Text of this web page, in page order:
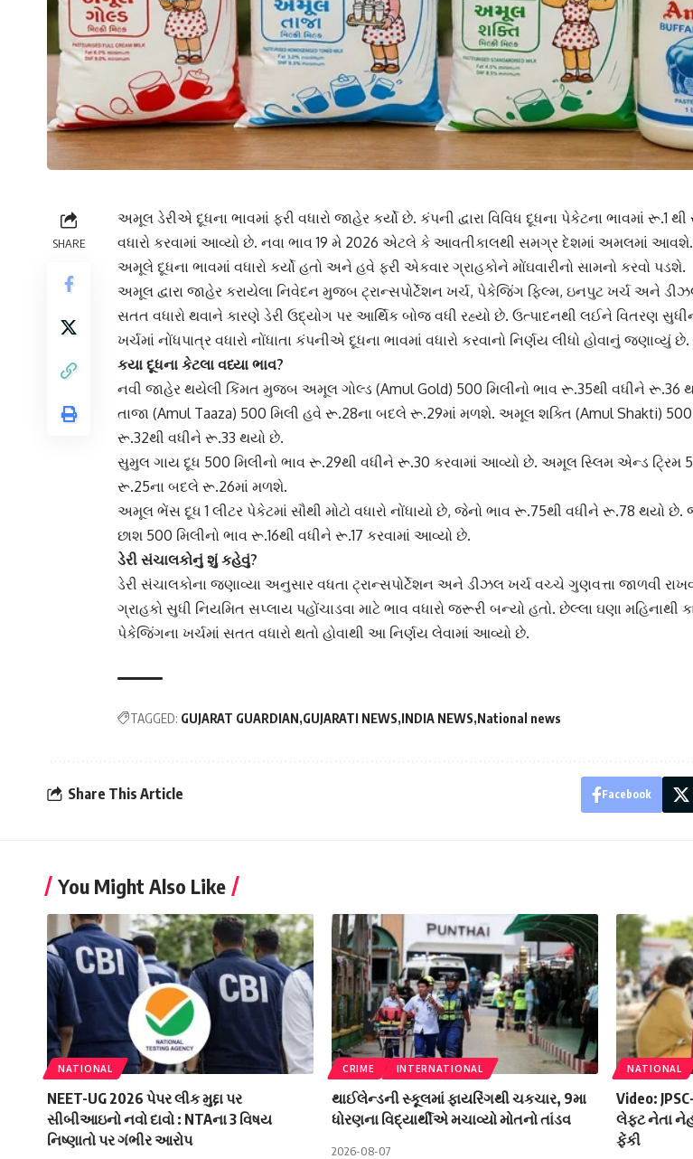
SHARE
અમૂલ ડેરીએ દૂધના ભાવમાં ફરી વધારો જાહેર કર્યો છે. કંપની દ્વારા વિવિધ દૂધના પેકેટના ભાવમાં રૂ.1
વધારો કરવામાં આવ્યો છે. નવા ભાવ 19 મે 2026 એટલે કે આવતીકાલથી સમગ્ર દેશમાં અમલમાં
અમૂલે દૂધના ભાવમાં વધારો કર્યો હતો અને હવે ફરી એકવાર ગ્રાહકોને મોંઘવારીનો સામનો કરવો પડશે.
અમૂલ દ્વારા જાહેર કરાયેલા નિવેદન મુજબ ટ્રાન્સપોર્ટેશન ખર્ચ, પેકેજિંગ ફિલ્મ, ઇનપુટ ખર્ચ અને
સતત વધારો થવાને કારણે ડેરી ઉદ્યોગ પર આર્થિક બોજ વધી રહ્યો છે. ઉત્પાદનથી લઈને વિતરણ
ખર્ચમાં નોંધપાત્ર વધારો નોંધાતા કંપનીએ દૂધના ભાવમાં વધારો કરવાનો નિર્ણય લીધો હોવાનું જણાવ્યું છે.
કયા દૂધના કેટલા વધ્યા ભાવ?
નવી જાહેર થયેલી કિંમત મુજબ અમૂલ ગોલ્ડ (Amul Gold) 500 મિલીનો ભાવ રૂ.35થી વધીને
તાજા (Amul Taaza) 500 મિલી હવે રૂ.28ના બદલે રૂ.29માં મળશે. અમૂલ શક્તિ (Amul Shakti) 500
રૂ.32થી વધીને રૂ.33 થયો છે.
સુમુલ ગાય દૂધ 500 મિલીનો ભાવ રૂ.29થી વધીને રૂ.30 કરવામાં આવ્યો છે. અમૂલ સ્લિમ એન્ડ ટ્રિમ
રૂ.25ના બદલે રૂ.26માં મળશે.
અમૂલ ભેંસ દૂધ 1 લીટર પેકેટમાં સૌથી મોટો વધારો નોંધાયો છે, જેનો ભાવ રૂ.75થી વધીને રૂ.78 થયો
છાશ 500 મિલીનો ભાવ રૂ.16થી વધીને રૂ.17 કરવામાં આવ્યો છે.
ડેરી સંચાલકોનું શું કહેવું?
ડેરી સંચાલકોના જણાવ્યા અનુસાર વધતા ટ્રાન્સપોર્ટેશન અને ડીઝલ ખર્ચ વચ્ચે ગુણવત્તા જાળવી
ગ્રાહકો સુધી નિયમિત સપ્લાય પહોંચાડવા માટે ભાવ વધારો જરૂરી બન્યો હતો. છેલ્લા ઘણા મહિનાથી
પેકેજિંગના ખર્ચમાં સતત વધારો થતો હોવાથી આ નિર્ણય લેવામાં આવ્યો છે.
TAGGED: GUJARAT GUARDIAN GUJARATI NEWS INDIA NEWS National news
Share This Article Facebook
You Might Also Like
NATIONAL
NEET-UG 2026 પેપર લીક મુદ્દા પર
સીબીઆઇનો નવો દાવો : NTAના 3 વિષય
નિષ્ણાતો પર ગંભીર આરોપ
CRIME INTERNATIONAL
થાઈલેન્ડની સ્કૂલમાં ફાયરિંગથી ચકચાર, 9મા
ધોરણના વિદ્યાર્થીએ મચાવ્યો મોતનો તાંડવ
2026-08-07
NATIONAL
Video:
લેફ્ટ નેતા
ફેંકી